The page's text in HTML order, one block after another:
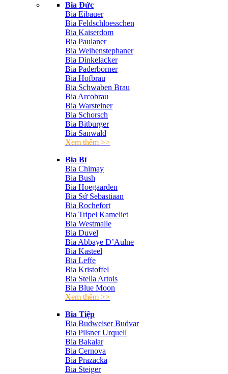
Bia Đức
Bia Eibauer
Bia Feldschloesschen
Bia Kaiserdom
Bia Paulaner
Bia Weihenstephaner
Bia Dinkelacker
Bia Paderborner
Bia Hofbrau
Bia Schwaben Brau
Bia Arcobrau
Bia Warsteiner
Bia Schorsch
Bia Bitburger
Bia Sanwald
Xem thêm >>
Bia Bỉ
Bia Chimay
Bia Bush
Bia Hoegaarden
Bia Sứ Sebastiaan
Bia Rochefort
Bia Tripel Kameliet
Bia Westmalle
Bia Duvel
Bia Abbaye D’Aulne
Bia Kasteel
Bia Leffe
Bia Kristoffel
Bia Stella Artois
Bia Blue Moon
Xem thêm >>
Bia Tiệp
Bia Budweiser Budvar
Bia Pilsner Urquell
Bia Bakalar
Bia Cernova
Bia Prazacka
Bia Steiger